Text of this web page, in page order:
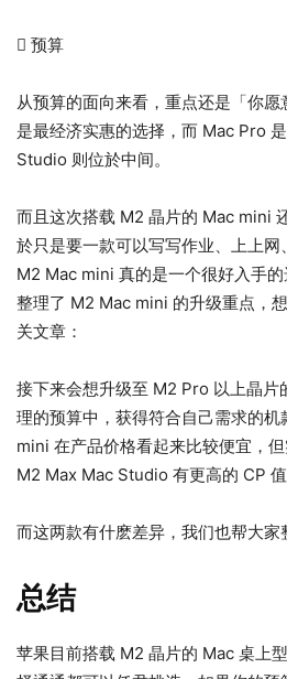
 预算
从预算的面向来看，重点还是「你
是最经济实惠的选择，而 Mac Pro
Studio 则位於中间。
而且这次搭载 M2 晶片的 Mac mini
於只是要一款可以写写作业、上上网
M2 Mac mini 真的是一个很好入手
整理了 M2 Mac mini 的升级重点，
关文章：
接下来会想升级至 M2 Pro 以上晶片
理的预算中，获得符合自己需求的
mini 在产品价格看起来比较便宜，
M2 Max Mac Studio 有更高的 CP 值
而这两款有什麽差异，我们也帮大家
总结
苹果目前搭载 M2 晶片的 Mac 桌上